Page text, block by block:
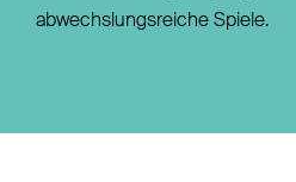
abwechslungsreiche Spiele.